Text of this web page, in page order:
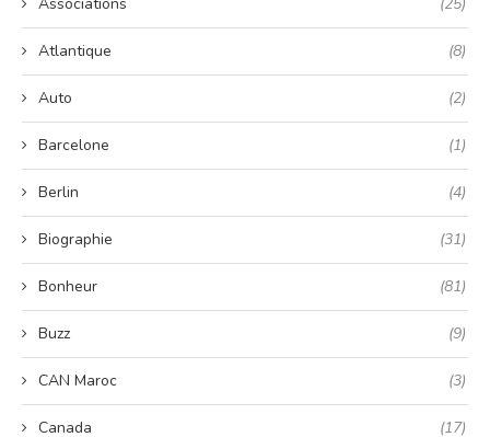
Atlantique (8)
Auto (2)
Barcelone (1)
Berlin (4)
Biographie (31)
Bonheur (81)
Buzz (9)
CAN Maroc (3)
Canada (17)